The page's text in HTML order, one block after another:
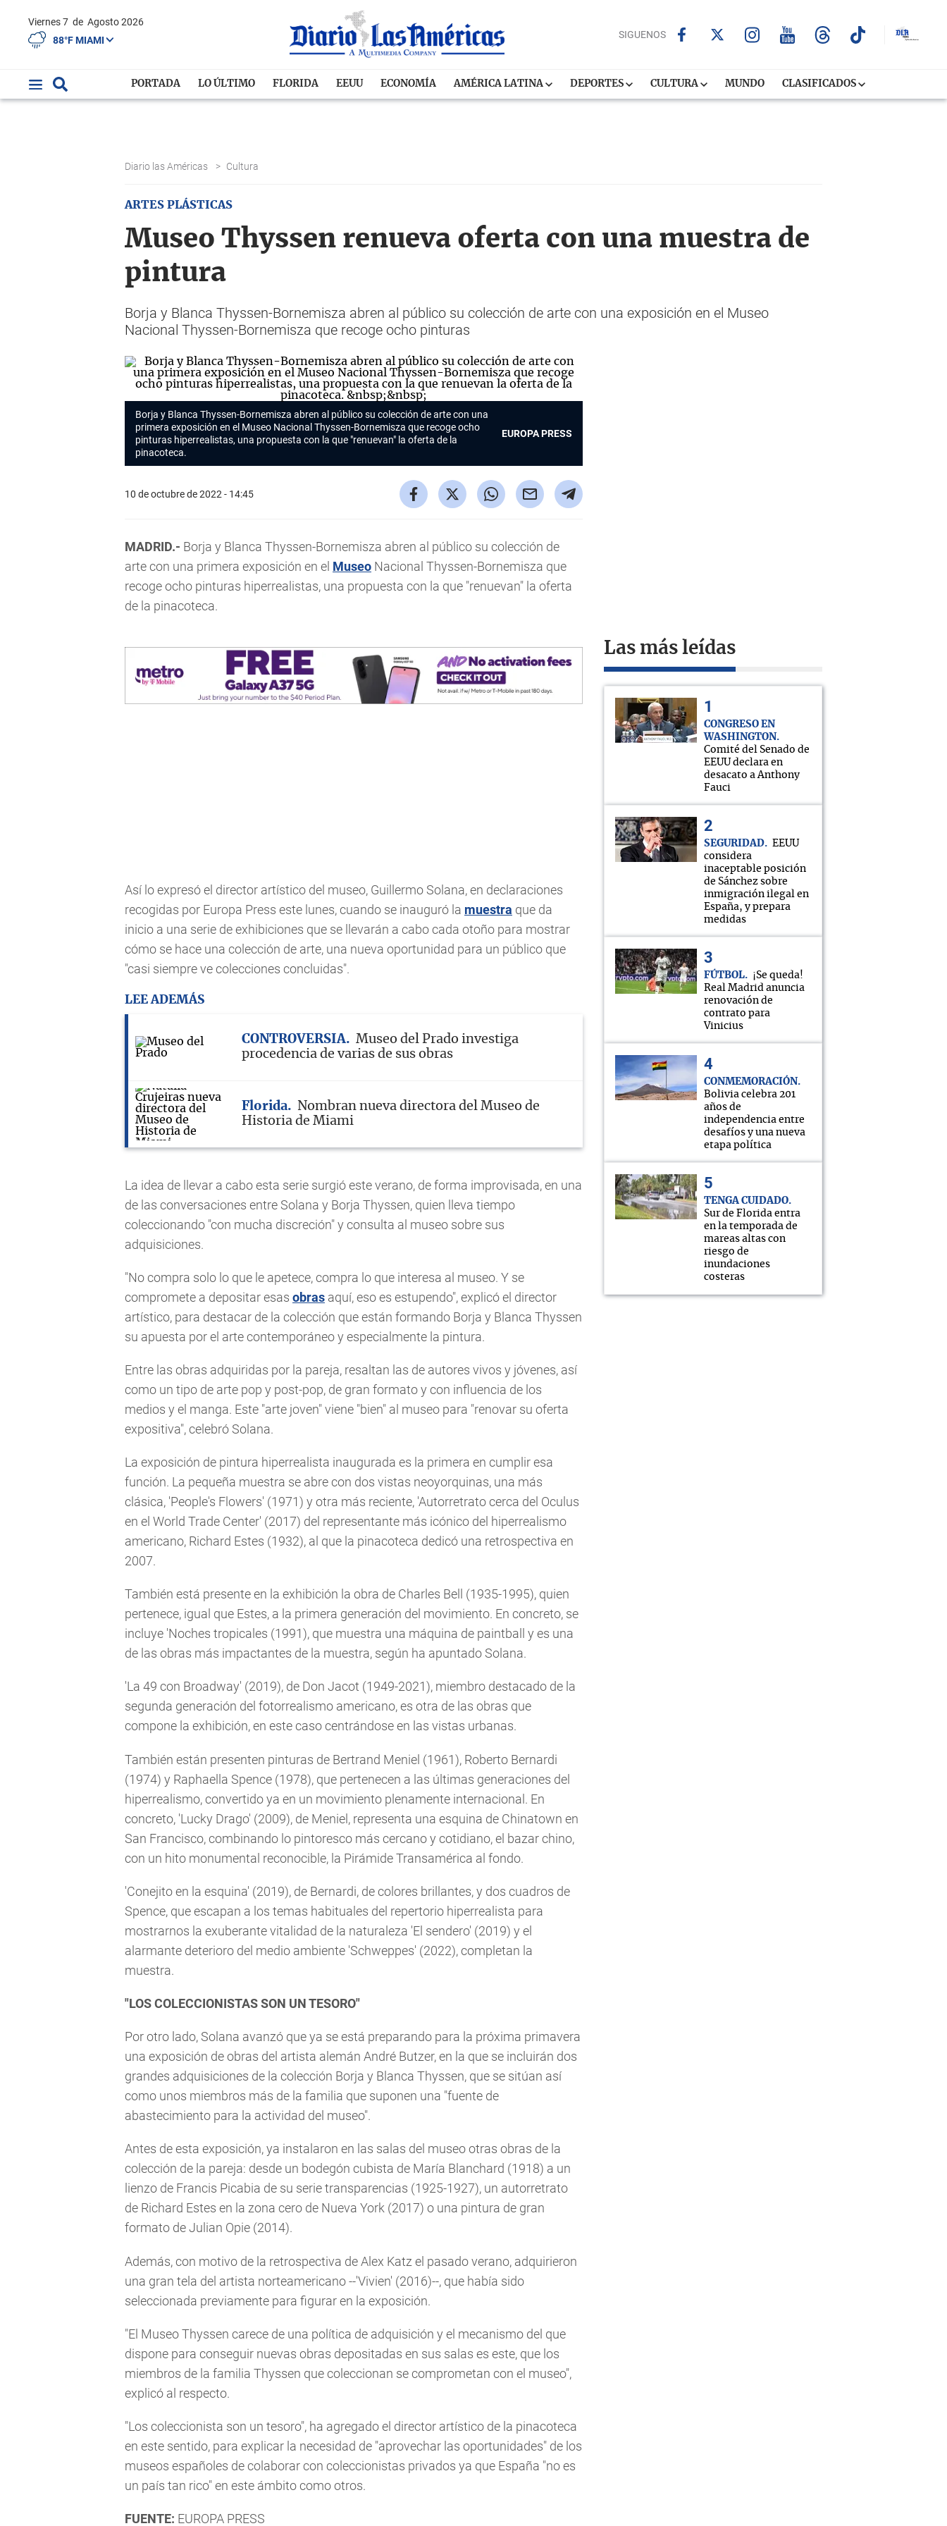
Viernes 7 de Agosto 2026
88°F MIAMI
SIGUENOS
PORTADA LO ÚLTIMO FLORIDA EEUU ECONOMÍA AMÉRICA LATINA DEPORTES CULTURA MUNDO CLASIFICADOS
Diario las Américas > Cultura
ARTES PLÁSTICAS
Museo Thyssen renueva oferta con una muestra de
pintura
Borja y Blanca Thyssen-Bornemisza abren al público su colección de arte con una exposición en el Museo
Nacional Thyssen-Bornemisza que recoge ocho pinturas
Borja y Blanca Thyssen-Bornemisza abren al público su colección de arte con una
primera exposición en el Museo Nacional Thyssen-Bornemisza que recoge ocho
pinturas hiperrealistas, una propuesta con la que "renuevan" la oferta de la
pinacoteca.
EUROPA PRESS
10 de octubre de 2022 - 14:45
MADRID.- Borja y Blanca Thyssen-Bornemisza abren al público su colección de
arte con una primera exposición en el Museo Nacional Thyssen-Bornemisza que
recoge ocho pinturas hiperrealistas, una propuesta con la que "renuevan" la oferta
de la pinacoteca.
Así lo expresó el director artístico del museo, Guillermo Solana, en declaraciones
recogidas por Europa Press este lunes, cuando se inauguró la muestra que da
inicio a una serie de exhibiciones que se llevarán a cabo cada otoño para mostrar
cómo se hace una colección de arte, una nueva oportunidad para un público que
"casi siempre ve colecciones concluidas".
LEE ADEMÁS
CONTROVERSIA
Museo del Prado investiga
procedencia de varias de sus obras
Florida
Nombran nueva directora del Museo de
Historia de Miami
La idea de llevar a cabo esta serie surgió este verano, de forma improvisada, en una
de las conversaciones entre Solana y Borja Thyssen, quien lleva tiempo
coleccionando "con mucha discreción" y consulta al museo sobre sus
adquisiciones.
"No compra solo lo que le apetece, compra lo que interesa al museo. Y se
compromete a depositar esas obras aquí, eso es estupendo", explicó el director
artístico, para destacar de la colección que están formando Borja y Blanca Thyssen
su apuesta por el arte contemporáneo y especialmente la pintura.
Entre las obras adquiridas por la pareja, resaltan las de autores vivos y jóvenes, así
como un tipo de arte pop y post-pop, de gran formato y con influencia de los
medios y el manga. Este "arte joven" viene "bien" al museo para "renovar su oferta
expositiva", celebró Solana.
La exposición de pintura hiperrealista inaugurada es la primera en cumplir esa
función. La pequeña muestra se abre con dos vistas neoyorquinas, una más
clásica, 'People's Flowers' (1971) y otra más reciente, 'Autorretrato cerca del Oculus
en el World Trade Center' (2017) del representante más icónico del hiperrealismo
americano, Richard Estes (1932), al que la pinacoteca dedicó una retrospectiva en
2007.
También está presente en la exhibición la obra de Charles Bell (1935-1995), quien
pertenece, igual que Estes, a la primera generación del movimiento. En concreto, se
incluye 'Noches tropicales (1991), que muestra una máquina de paintball y es una
de las obras más impactantes de la muestra, según ha apuntado Solana.
'La 49 con Broadway' (2019), de Don Jacot (1949-2021), miembro destacado de la
segunda generación del fotorrealismo americano, es otra de las obras que
compone la exhibición, en este caso centrándose en las vistas urbanas.
También están presenten pinturas de Bertrand Meniel (1961), Roberto Bernardi
(1974) y Raphaella Spence (1978), que pertenecen a las últimas generaciones del
hiperrealismo, convertido ya en un movimiento plenamente internacional. En
concreto, 'Lucky Drago' (2009), de Meniel, representa una esquina de Chinatown en
San Francisco, combinando lo pintoresco más cercano y cotidiano, el bazar chino,
con un hito monumental reconocible, la Pirámide Transamérica al fondo.
'Conejito en la esquina' (2019), de Bernardi, de colores brillantes, y dos cuadros de
Spence, que escapan a los temas habituales del repertorio hiperrealista para
mostrarnos la exuberante vitalidad de la naturaleza 'El sendero' (2019) y el
alarmante deterioro del medio ambiente 'Schweppes' (2022), completan la
muestra.
"LOS COLECCIONISTAS SON UN TESORO"
Por otro lado, Solana avanzó que ya se está preparando para la próxima primavera
una exposición de obras del artista alemán André Butzer, en la que se incluirán dos
grandes adquisiciones de la colección Borja y Blanca Thyssen, que se sitúan así
como unos miembros más de la familia que suponen una "fuente de
abastecimiento para la actividad del museo".
Antes de esta exposición, ya instalaron en las salas del museo otras obras de la
colección de la pareja: desde un bodegón cubista de María Blanchard (1918) a un
lienzo de Francis Picabia de su serie transparencias (1925-1927), un autorretrato
de Richard Estes en la zona cero de Nueva York (2017) o una pintura de gran
formato de Julian Opie (2014).
Además, con motivo de la retrospectiva de Alex Katz el pasado verano, adquirieron
una gran tela del artista norteamericano --'Vivien' (2016)--, que había sido
seleccionada previamente para figurar en la exposición.
"El Museo Thyssen carece de una política de adquisición y el mecanismo del que
dispone para conseguir nuevas obras depositadas en sus salas es este, que los
miembros de la familia Thyssen que coleccionan se comprometan con el museo",
explicó al respecto.
"Los coleccionista son un tesoro", ha agregado el director artístico de la pinacoteca
en este sentido, para explicar la necesidad de "aprovechar las oportunidades" de los
museos españoles de colaborar con coleccionistas privados ya que España "no es
un país tan rico" en este ámbito como otros.
FUENTE: EUROPA PRESS
Las más leídas
CONGRESO EN
WASHINGTON
Comité del Senado de
EEUU declara en
desacato a Anthony
Fauci
SEGURIDAD
EEUU
considera
inaceptable posición
de Sánchez sobre
inmigración ilegal en
España, y prepara
medidas
FÚTBOL
¡Se queda!
Real Madrid anuncia
renovación de
contrato para
Vinicius
CONMEMORACIÓN
Bolivia celebra 201
años de
independencia entre
desafíos y una nueva
etapa política
TENGA CUIDADO
Sur de Florida entra
en la temporada de
mareas altas con
riesgo de
inundaciones
costeras